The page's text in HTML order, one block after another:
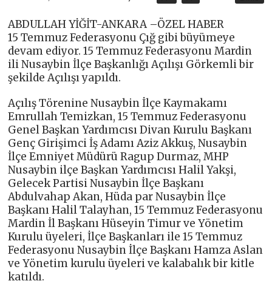
ABDULLAH YİĞİT-ANKARA –ÖZEL HABER
15 Temmuz Federasyonu Çığ gibi büyümeye
devam ediyor. 15 Temmuz Federasyonu Mardin
ili Nusaybin İlçe Başkanlığı Açılışı Görkemli bir
şekilde Açılışı yapıldı.
Açılış Törenine Nusaybin İlçe Kaymakamı
Emrullah Temizkan, 15 Temmuz Federasyonu
Genel Başkan Yardımcısı Divan Kurulu Başkanı
Genç Girişimci İş Adamı Aziz Akkuş, Nusaybin
İlçe Emniyet Müdürü Ragup Durmaz, MHP
Nusaybin ilçe Başkan Yardımcısı Halil Yakşi,
Gelecek Partisi Nusaybin İlçe Başkanı
Abdulvahap Akan, Hüda par Nusaybin İlçe
Başkanı Halil Talayhan, 15 Temmuz Federasyonu
Mardin İl Başkanı Hüseyin Timur ve Yönetim
Kurulu üyeleri, İlçe Başkanları ile 15 Temmuz
Federasyonu Nusaybin İlçe Başkanı Hamza Aslan
ve Yönetim kurulu üyeleri ve kalabalık bir kitle
katıldı.